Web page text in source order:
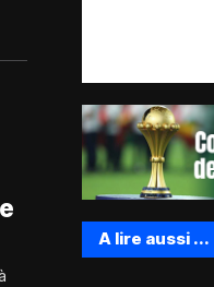
A lire aussi ...